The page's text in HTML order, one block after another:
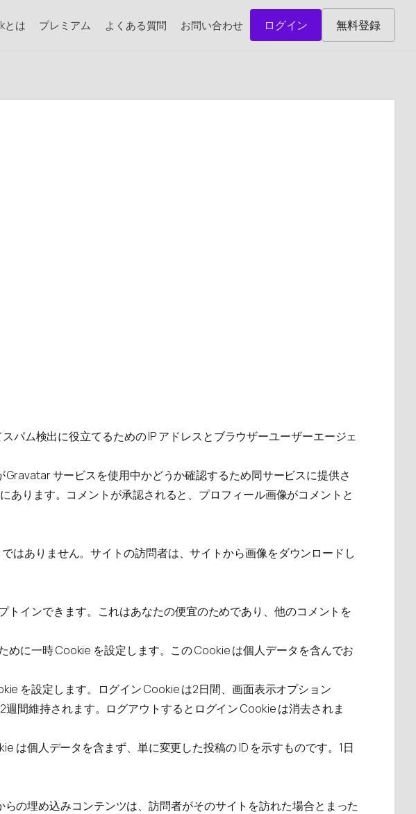
とは プレミアム よくある質問 お問い合わせ ログイン 無料登録
ム検出に役立てるための IP アドレスとブラウザーユーザーエージェ
サービスを使用中かどうか確認するため同サービスに提供さ
ります。コメントが承認されると、プロフィール画像がコメントと
はありません。サイトの訪問者は、サイトから画像をダウンロードし
インできます。これはあなたの便宜のためであり、他のコメントを
に一時 Cookie を設定します。この Cookie は個人データを含んでお
を設定します。ログイン Cookie は2日間、画面表示オプション
間維持されます。ログアウトするとログイン Cookie は消去されま
は個人データを含まず、単に変更した投稿の ID を示すものです。1日
の埋め込みコンテンツは、訪問者がそのサイトを訪れた場合とまった